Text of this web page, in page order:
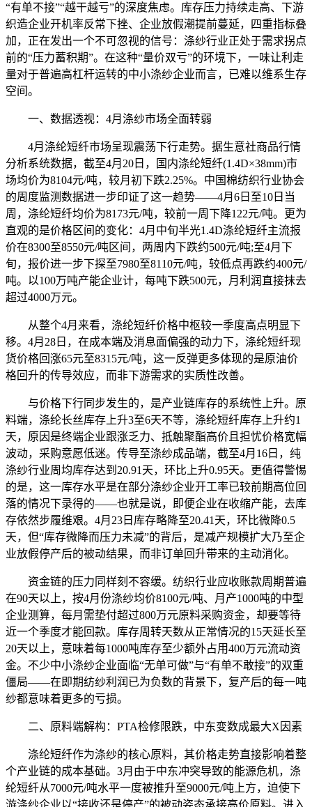
“有单不接”“越干越亏”的深度焦虑。库存压力持续走高、下游
织造企业开机率反常下挫、企业放假潮提前蔓延，四重指标叠
加，正在发出一个不可忽视的信号：涤纱行业正处于需求拐点
前的“压力蓄积期”。在这种“量价双亏”的环境下，一味让利走
量对于普遍高杠杆运转的中小涤纱企业而言，已难以维系生存
空间。
一、数据透视：4月涤纱市场全面转弱
4月涤纶短纤市场呈现震荡下行走势。据生意社商品行情
分析系统数据，截至4月20日，国内涤纶短纤(1.4D×38mm)市
场均价为8104元/吨，较月初下跌2.25%。中国棉纺织行业协会
的周度监测数据进一步印证了这一趋势——4月6日至10日当
周，涤纶短纤均价为8173元/吨，较前一周下降122元/吨。更为
直观的是价格区间的变化：4月中旬半光1.4D涤纶短纤主流报
价在8300至8550元/吨区间，两周内下跌约500元/吨;至4月下
旬，报价进一步下探至7980至8110元/吨，较低点再跌约400元/
吨。以100万吨产能企业计，每吨下跌500元，月利润直接抹去
超过4000万元。
从整个4月来看，涤纶短纤价格中枢较一季度高点明显下
移。4月28日，在成本端及消息面偏强的动力下，涤纶短纤现
货价格回涨65元至8315元/吨，这一反弹更多体现的是原油价
格回升的传导效应，而非下游需求的实质性改善。
与价格下行同步发生的，是产业链库存的系统性上升。原
料端，涤纶长丝库存上升3至6天不等，涤纶短纤库存上升约1
天，原因是终端企业跟涨乏力、抵触聚酯高价且担忧价格宽幅
波动，采购意愿低迷。传导至涤纱成品端，截至4月16日，纯
涤纱行业周均库存达到20.91天，环比上升0.95天。更值得警惕
的是，这一库存水平是在部分涤纱企业开工率已较前期高位回
落的情况下录得的——也就是说，即便企业在收缩产能，去库
存依然步履维艰。4月23日库存略降至20.41天，环比微降0.5
天，但“库存微降而压力未减”的背后，是减产规模扩大乃至企
业放假停产后的被动结果，而非订单回升带来的主动消化。
资金链的压力同样刻不容缓。纺织行业应收账款周期普遍
在90天以上，按4月份涤纱均价8100元/吨、月产1000吨的中型
企业测算，每月需垫付超过800万元原料采购资金，却要等待
近一个季度才能回款。库存周转天数从正常情况的15天延长至
20天以上，意味着每1000吨库存至少额外占用400万元流动资
金。不少中小涤纱企业面临“无单可做”与“有单不敢接”的双重
僵局——在即期纺纱利润已为负数的背景下，复产后的每一吨
纱都意味着更多的亏损。
二、原料端解构：PTA检修限跌，中东变数成最大X因素
涤纶短纤作为涤纱的核心原料，其价格走势直接影响着整
个产业链的成本基础。3月由于中东冲突导致的能源危机，涤
纶短纤从7000元/吨水平一度被推升至9000元/吨上方，迫使下
游涤纱企业以“接收还是停产”的被动姿态承接高价原料。进入